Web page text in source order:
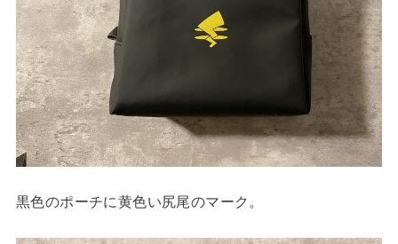
黒色のポーチに黄色い尻尾のマーク。